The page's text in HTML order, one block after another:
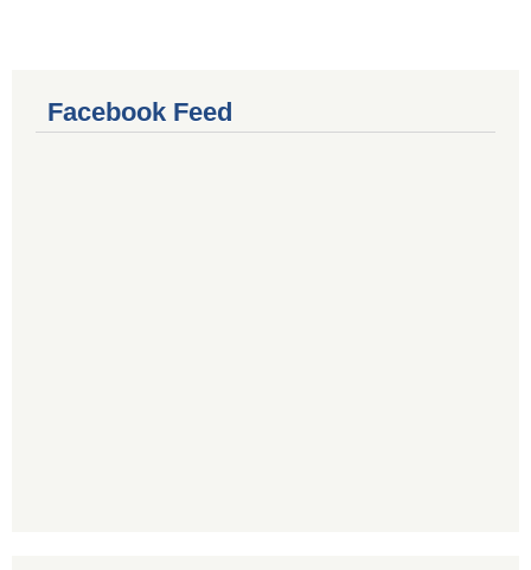
Facebook Feed